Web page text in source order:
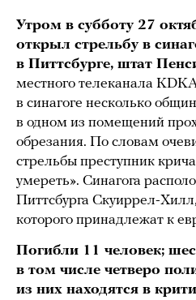
Утром в субботу 27
открыл стрельбу в
в Питтсбурге, штат
местного телеканала
в синагоге несколько
в одном из помещений
обрезания. По словам
стрельбы преступник
умереть». Синагога
Питтсбурга Скуиррел-
которого принадлежат к
Погибли 11 человек;
в том числе четверо
из них находятся в